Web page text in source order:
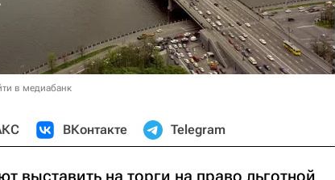
в медиабанк
ВКонтакте Telegram
выставить на торги на право льготной